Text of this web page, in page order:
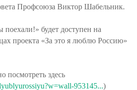
Профсоюза Виктор Шабельник.
будет доступен на
проекта «За это я люблю Россию»
здесь
953145...)